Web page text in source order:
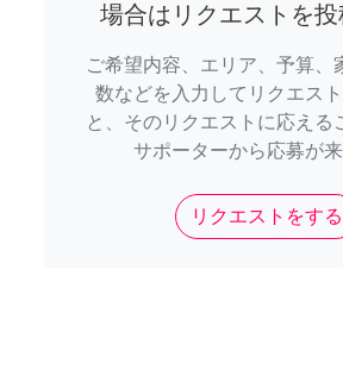
場合はリクエストを投
ご希望内容、エリア、予算、
数などを入力してリクエス
と、そのリクエストに応える
サポーターから応募が来
リクエストをする